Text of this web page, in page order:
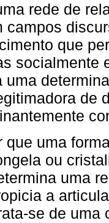
rede de
campos
que
socialmente
uma
de
que uma
ou
uma
a
se de uma